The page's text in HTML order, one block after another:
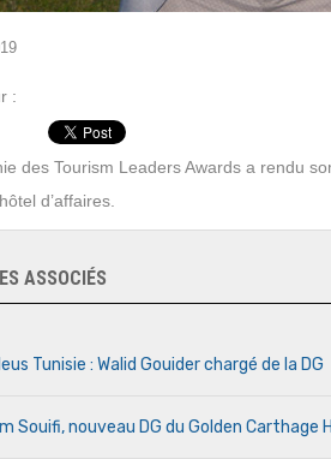
:
des Tourism Leaders Awards a rendu
d’affaires.
ASSOCIÉS
Tunisie : Walid Gouider chargé de la DG
Souifi, nouveau DG du Golden Carthage